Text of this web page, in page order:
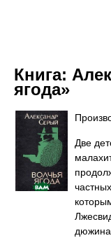
Книга:
ягода»
Две
дюжина